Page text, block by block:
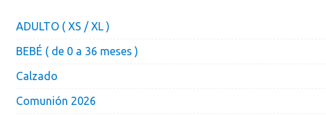
ADULTO ( XS / XL )
BEBÉ ( de 0 a 36 meses )
Calzado
Comunión 2026